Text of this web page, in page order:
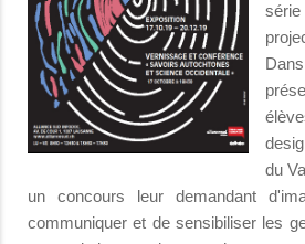
du
un concours leur demandant
communiquer et de sensibiliser les